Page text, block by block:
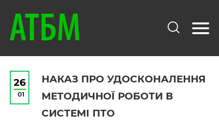
26
01
НАКАЗ ПРО УДОСКОНАЛЕННЯ
МЕТОДИЧНОЇ РОБОТИ В
СИСТЕМІ ПТО